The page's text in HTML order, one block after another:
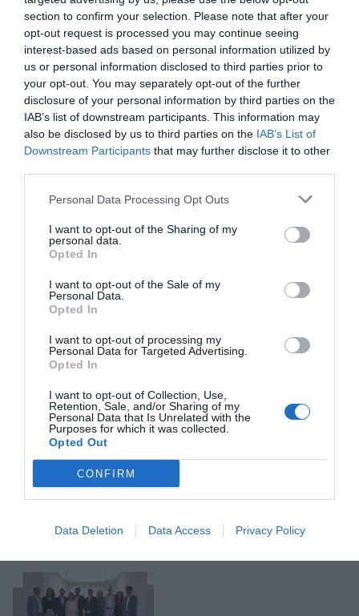
section to confirm your selection. Please note that after your
opt-out request is processed you may continue seeing
interest-based ads based on personal information utilized by
us or personal information disclosed to third parties prior to
your opt-out. You may separately opt-out of the further
disclosure of your personal information by third parties on the
IAB’s list of downstream participants. This information may
also be disclosed by us to third parties on the IAB’s List of
Downstream Participants that may further disclose it to other
Personal Data Processing Opt Outs
I want to opt-out of the Sharing of my
personal data.
Opted In
I want to opt-out of the Sale of my
Personal Data.
Opted In
I want to opt-out of processing my
Personal Data for Targeted Advertising.
Opted In
I want to opt-out of Collection, Use,
Retention, Sale, and/or Sharing of my
Personal Data that Is Unrelated with the
Purposes for which it was collected.
Opted Out
CONFIRM
Data Deletion Data Access Privacy Policy
l'ànima” d’RCR, i l’activitat de mecenatge i difusió
que fa “apropa l'art, la cultura i el territori de
manera transformadora”.
A l'acte també s'han entregat els Premis a la
Cultura que concedeixen entitats col·laboradores
de la Fundació amb l'objectiu d'impulsar el sector
cultural a Catalunya. El premi The New Barcelona
Post ha estat per aIncite - Institut de Ciència i
Teatrei el Premi Barcelona Global per a
Fun Dan
Mondays.
AfegirVIA Empresacom a font preferida de
Google de forma gratuïta
Estigues informat amb les últimes notícies d'actualitat
RELACIONADES